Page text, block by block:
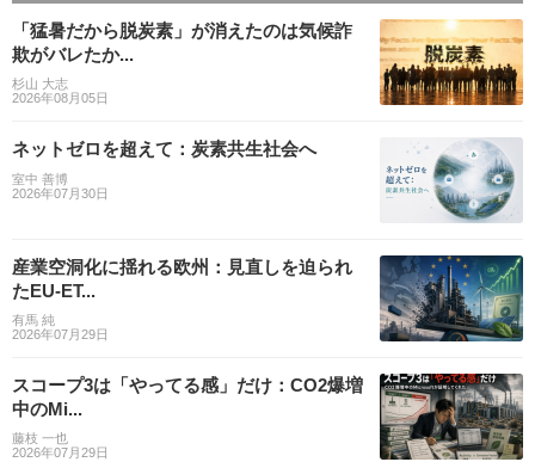
「猛暑だから脱炭素」が消えたのは気候詐
欺がバレたか...
杉山 大志
2026年08月05日
ネットゼロを超えて：炭素共生社会へ
室中 善博
2026年07月30日
産業空洞化に揺れる欧州：見直しを迫られ
たEU-ET...
有馬 純
2026年07月29日
スコープ3は「やってる感」だけ：CO2爆増
中のMi...
藤枝 一也
2026年07月29日